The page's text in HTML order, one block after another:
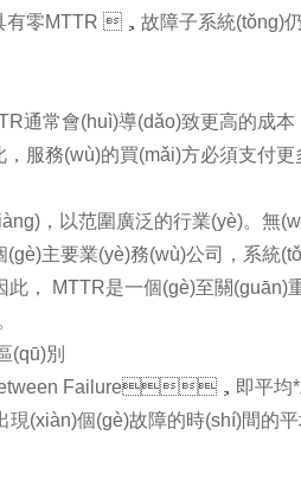
具有零MTTR ，故障子系統
通常會(huì)導(dǎo)致更高的成本
，服務(wù)的買(mǎi)方必須支付更
，以范圍廣泛的行業(yè)
主要業(yè)務(wù)公司，系統
此， MTTR是一個(gè)至關
(qū)別
Failure，即平均*工
(xiàn)個(gè)故障的時(shí)間的